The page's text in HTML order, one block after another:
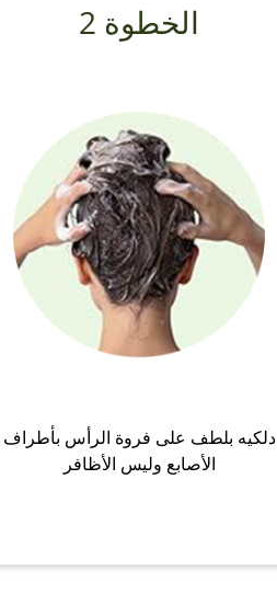
الخطوة 2
دلكيه بلطف على فروة الرأس بأطراف
الأصابع وليس الأظافر